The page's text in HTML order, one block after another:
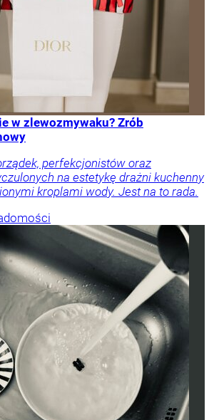
w zlewozmywaku? Zrób
perfekcjonistów oraz
na estetykę drażni kuchenny
kroplami wody. Jest na to rada.